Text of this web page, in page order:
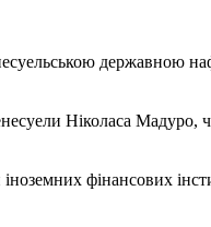
державною
Ніколаса Мадуро,
фінансових